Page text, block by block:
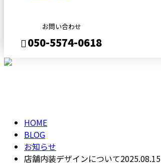
お問い合わせ
050-5574-0618
HOME
BLOG
お知らせ
店舗内装デザインについて2025.08.15